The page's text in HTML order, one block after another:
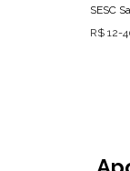
SESC
R$ 12-